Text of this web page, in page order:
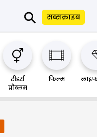
⚲ सब्सक्राइब
रीडर्स
प्रौब्लम
फिल्म